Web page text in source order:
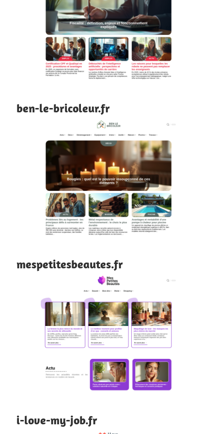
ben-le-bricoleur.fr
mespetitesbeautes.fr
i-love-my-job.fr